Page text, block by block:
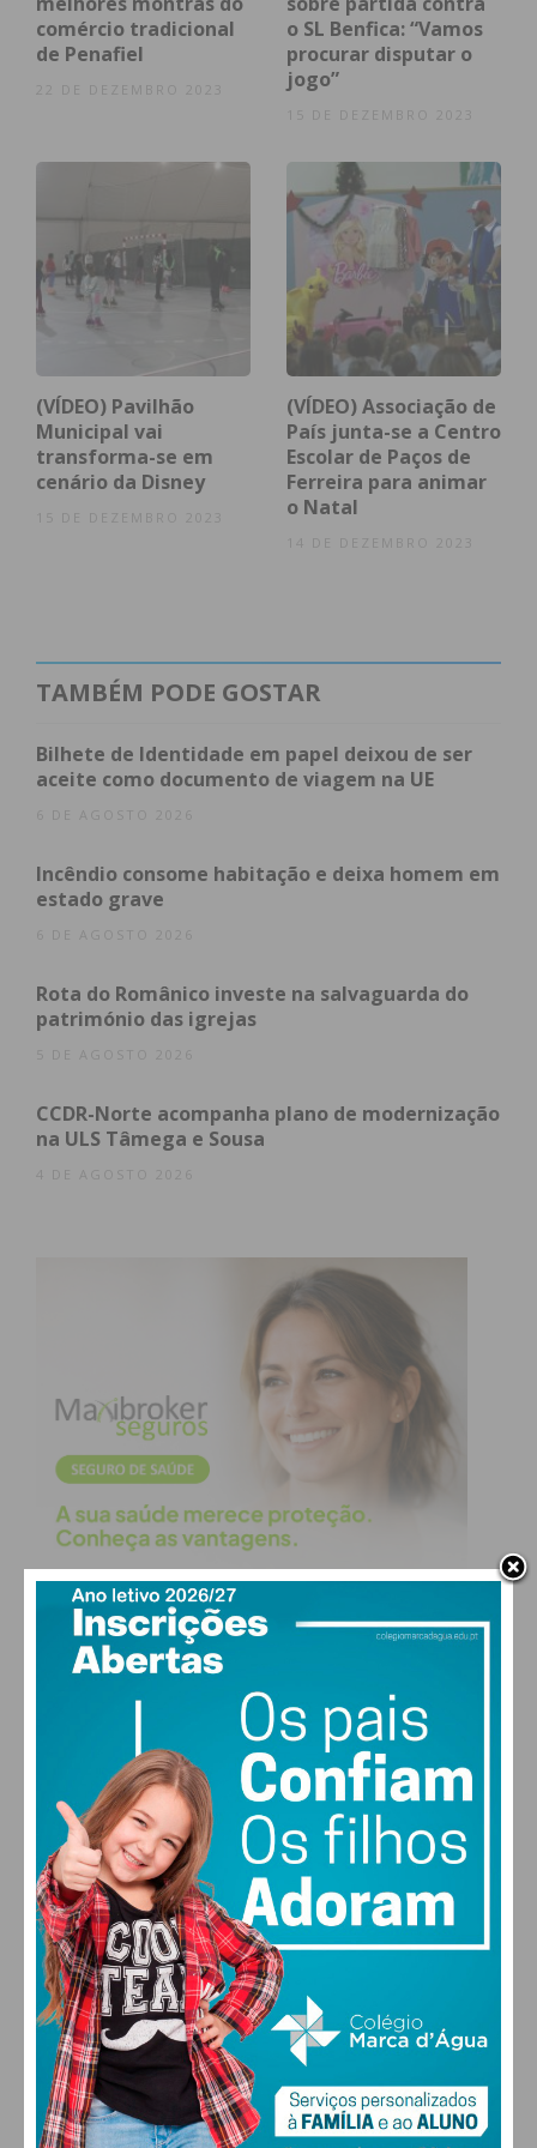
comércio tradicional
de Penafiel
o SL Benfica: “Vamos
procurar disputar o
jogo”
(VÍDEO) Pavilhão
Municipal vai
transforma-se em
cenário da Disney
(VÍDEO) Associação de
País junta-se a Centro
Escolar de Paços de
Ferreira para animar
o Natal
14 DE DEZEMBRO 2023
TAMBÉM PODE GOSTAR
Bilhete de Identidade em papel deixou de ser
aceite como documento de viagem na UE
6 DE AGOSTO 2026
Incêndio consome habitação e deixa homem em
estado grave
6 DE AGOSTO 2026
Rota do Românico investe na salvaguarda do
património das igrejas
5 DE AGOSTO 2026
CCDR-Norte acompanha plano de modernização
na ULS Tâmega e Sousa
4 DE AGOSTO 2026